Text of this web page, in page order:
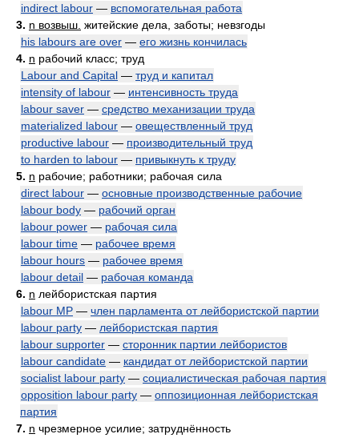
indirect labour — вспомогательная работа
3. n возвыш. житейские дела, заботы; невзгоды
his labours are over — его жизнь кончилась
4. n рабочий класс; труд
Labour and Capital — труд и капитал
intensity of labour — интенсивность труда
labour saver — средство механизации труда
materialized labour — овеществленный труд
productive labour — производительный труд
to harden to labour — привыкнуть к труду
5. n рабочие; работники; рабочая сила
direct labour — основные производственные рабочие
labour body — рабочий орган
labour power — рабочая сила
labour time — рабочее время
labour hours — рабочее время
labour detail — рабочая команда
6. n лейбористская партия
labour MP — член парламента от лейбористской партии
labour party — лейбористская партия
labour supporter — сторонник партии лейбористов
labour candidate — кандидат от лейбористской партии
socialist labour party — социалистическая рабочая партия
opposition labour party — оппозиционная лейбористская
партия
7. n чрезмерное усилие; затруднённость